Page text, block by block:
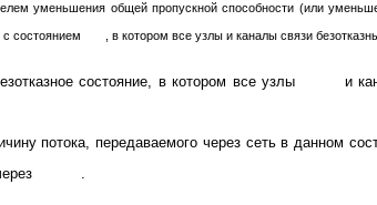
уменьшения общей пропускной способности (или
состоянием , в котором все узлы и каналы связи
состояние, в котором все узлы и
потока, передаваемого через сеть в данном